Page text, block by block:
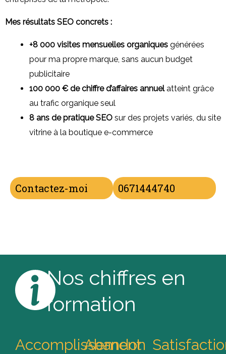
Mes résultats SEO concrets :
+8 000 visites mensuelles organiques générées
pour ma propre marque, sans aucun budget
publicitaire
100 000 € de chiffre d’affaires annuelatteint grâce
au trafic organique seul
8 ans de pratique SEO sur des projets variés, du site
vitrine à la boutique e-commerce
Contactez-moi 0671444740
Nos chiffres en
formation
Accomplissement
Abandon